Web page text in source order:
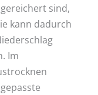
sind,
kann dadurch
Im